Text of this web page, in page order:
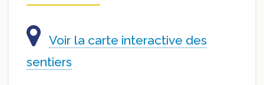
Voir la carte interactive des
sentiers